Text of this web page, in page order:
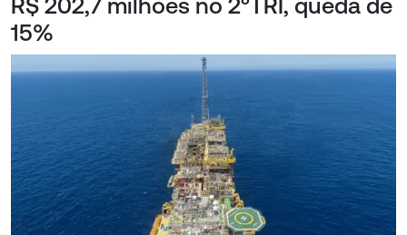
R$ 202,7 milhões no 2ºTRI, queda de
15%